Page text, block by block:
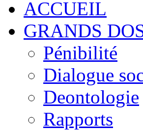
ACCUEIL
GRANDS
Pénibilité
Dialogue
Deontologie
Rapports